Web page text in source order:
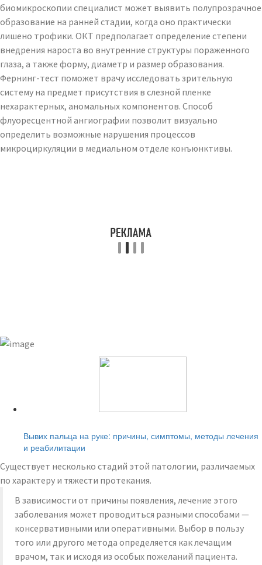
биомикроскопии специалист может выявить полупрозрачное
образование на ранней стадии, когда оно практически
лишено трофики. ОКТ предполагает определение степени
внедрения нароста во внутренние структуры пораженного
глаза, а также форму, диаметр и размер образования.
Фернинг-тест поможет врачу исследовать зрительную
систему на предмет присутствия в слезной пленке
нехарактерных, аномальных компонентов. Способ
флуоресцентной ангиографии позволит визуально
определить возможные нарушения процессов
микроциркуляции в медиальном отделе конъюнктивы.
Вывих пальца на руке: причины, симптомы, методы лечения
и реабилитации
Существует несколько стадий этой патологии, различаемых
по характеру и тяжести протекания.
В зависимости от причины появления, лечение этого
заболевания может проводиться разными способами —
консервативными или оперативными. Выбор в пользу
того или другого метода определяется как лечащим
врачом, так и исходя из особых пожеланий пациента.